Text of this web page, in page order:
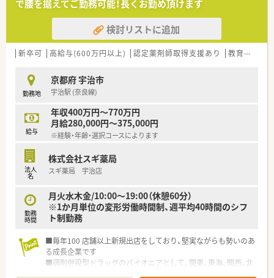
で腰を据えてご勤務可能！長くお勤め頂けます
検討リストに追加
新卒可 高給与(600万円以上) 認定薬剤師取得支援あり 教育制度あり
勤務地
京都府 宇治市
宇治駅 (奈良線)
給与
年収400万円～770万円
月給280,000円～375,000円
※経験・年齢・選択コースによります
法人
名
株式会社スギ薬局
スギ薬局 宇治店
勤務
時間
月火水木金/10:00～19:00（休憩60分）
※1か月単位の変形労働時間制、週平均40時間のシフ
ト制勤務
■毎年100 店舗以上新規出店をしており、堅実ながらも勢いのあ
る成長企業です
■調剤併設型ドラッグのパイオニアとして、関東、東海、関西、北